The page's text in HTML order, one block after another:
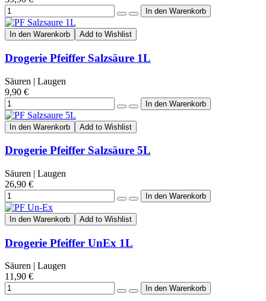
In den Warenkorb Add to Wishlist
Drogerie Pfeiffer Salzsäure 1L
Säuren | Laugen
9,90 €
In den Warenkorb Add to Wishlist
Drogerie Pfeiffer Salzsäure 5L
Säuren | Laugen
26,90 €
In den Warenkorb Add to Wishlist
Drogerie Pfeiffer UnEx 1L
Säuren | Laugen
11,90 €